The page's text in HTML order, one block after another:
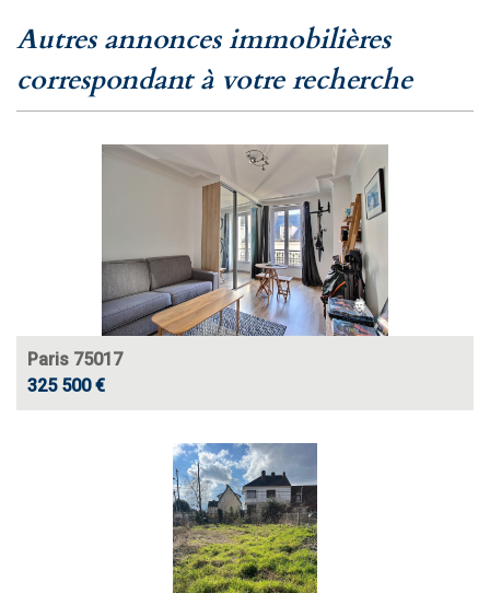
autres annonces immobilières
correspondant à votre recherche
Paris 75017
325 500 €